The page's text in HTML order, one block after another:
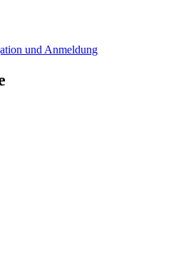
und Anmeldung